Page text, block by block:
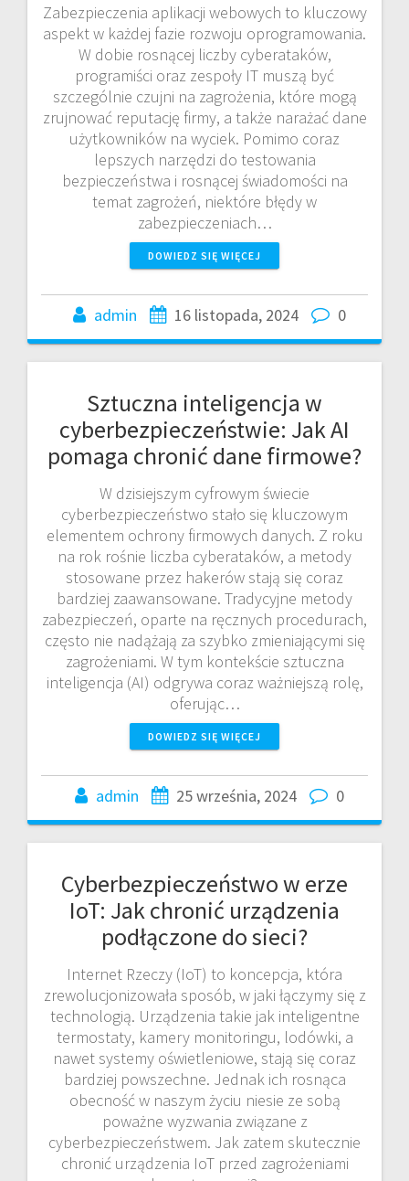
Zabezpieczenia aplikacji webowych to kluczowy
aspekt w każdej fazie rozwoju oprogramowania.
W dobie rosnącej liczby cyberataków,
programiści oraz zespoły IT muszą być
szczególnie czujni na zagrożenia, które mogą
zrujnować reputację firmy, a także narażać dane
użytkowników na wyciek. Pomimo coraz
lepszych narzędzi do testowania
bezpieczeństwa i rosnącej świadomości na
temat zagrożeń, niektóre błędy w
zabezpieczeniach…
DOWIEDZ SIĘ WIĘCEJ
admin 16 listopada, 2024 0
Sztuczna inteligencja w
cyberbezpieczeństwie: Jak AI
pomaga chronić dane firmowe?
W dzisiejszym cyfrowym świecie
cyberbezpieczeństwo stało się kluczowym
elementem ochrony firmowych danych. Z roku
na rok rośnie liczba cyberataków, a metody
stosowane przez hakerów stają się coraz
bardziej zaawansowane. Tradycyjne metody
zabezpieczeń, oparte na ręcznych procedurach,
często nie nadążają za szybko zmieniającymi się
zagrożeniami. W tym kontekście sztuczna
inteligencja (AI) odgrywa coraz ważniejszą rolę,
oferując…
DOWIEDZ SIĘ WIĘCEJ
admin 25 września, 2024 0
Cyberbezpieczeństwo w erze
IoT: Jak chronić urządzenia
podłączone do sieci?
Internet Rzeczy (IoT) to koncepcja, która
zrewolucjonizowała sposób, w jaki łączymy się z
technologią. Urządzenia takie jak inteligentne
termostaty, kamery monitoringu, lodówki, a
nawet systemy oświetleniowe, stają się coraz
bardziej powszechne. Jednak ich rosnąca
obecność w naszym życiu niesie ze sobą
poważne wyzwania związane z
cyberbezpieczeństwem. Jak zatem skutecznie
chronić urządzenia IoT przed zagrożeniami